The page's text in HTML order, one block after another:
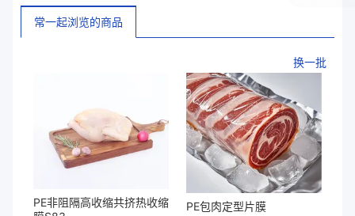
常一起浏览的商品
换一批
PE非阻隔高收缩共挤热收缩
PE包肉定型片膜